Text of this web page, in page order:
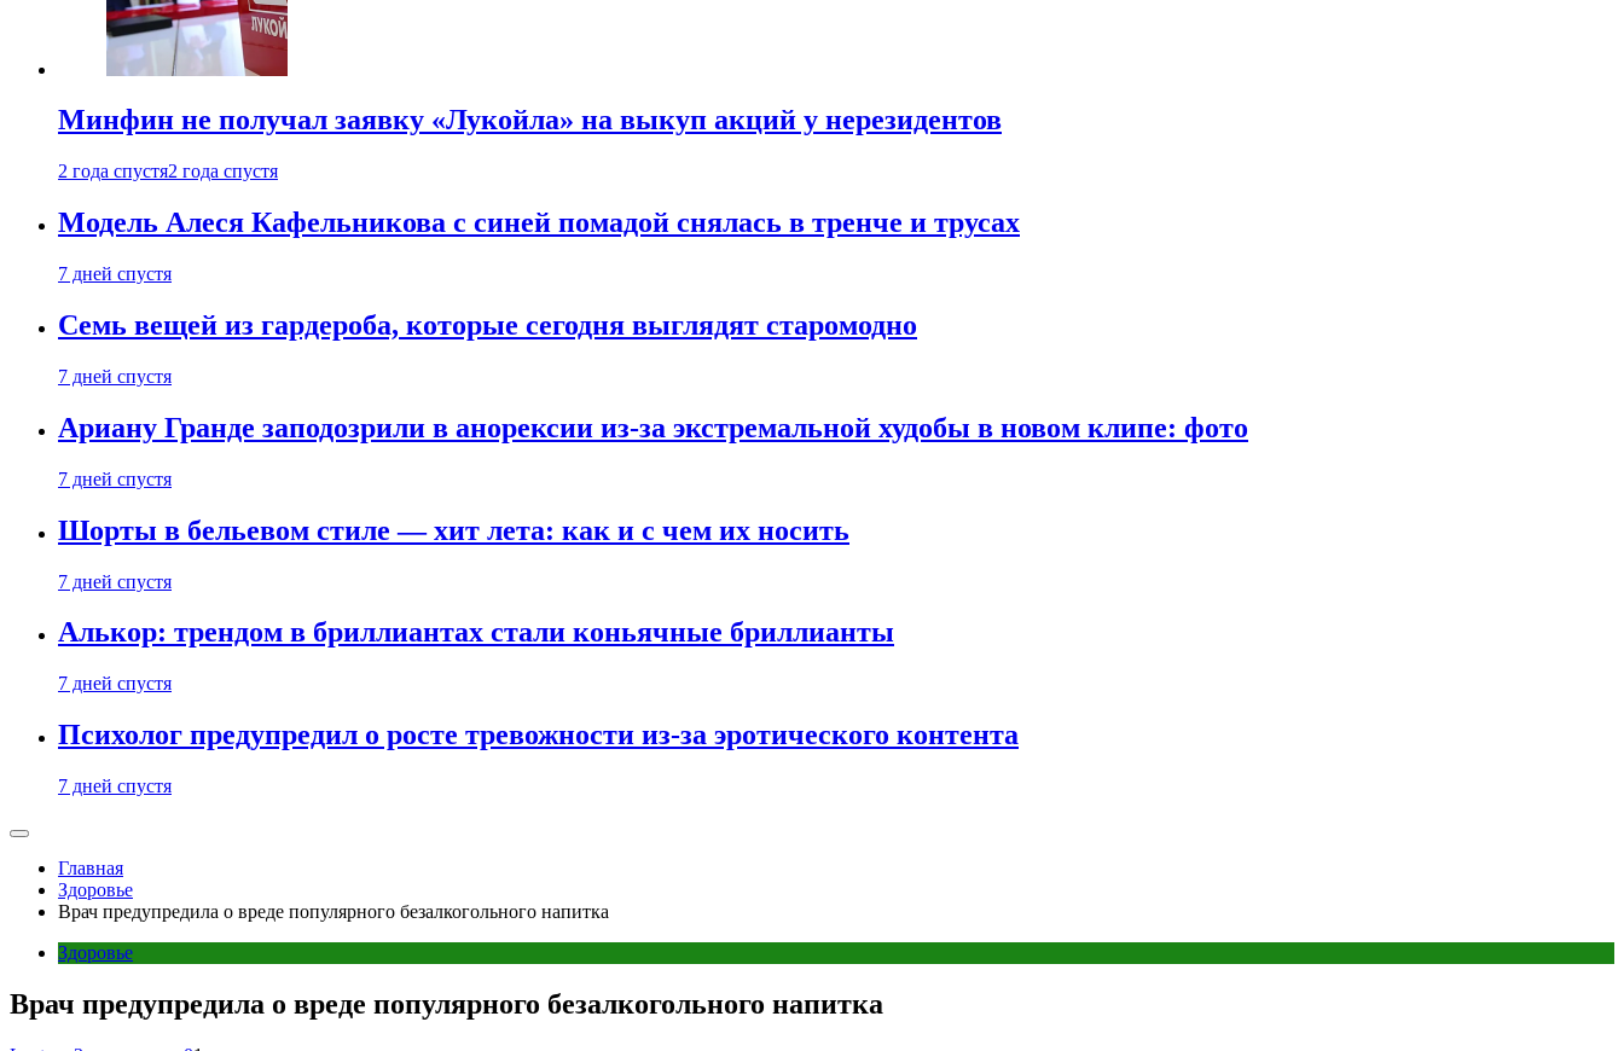
Минфин не получал заявку «Лукойла» на выкуп акций у нерезидентов
2 года спустя2 года спустя
Модель Алеся Кафельникова с синей помадой снялась в тренче и трусах
7 дней спустя
Семь вещей из гардероба, которые сегодня выглядят старомодно
7 дней спустя
Ариану Гранде заподозрили в анорексии из-за экстремальной худобы в новом клипе: фото
7 дней спустя
Шорты в бельевом стиле — хит лета: как и с чем их носить
7 дней спустя
Алькор: трендом в бриллиантах стали коньячные бриллианты
7 дней спустя
Психолог предупредил о росте тревожности из-за эротического контента
7 дней спустя
Главная
Здоровье
Врач предупредила о вреде популярного безалкогольного напитка
Здоровье
Врач предупредила о вреде популярного безалкогольного напитка